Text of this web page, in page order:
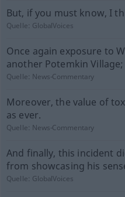
But, if you must know, I
Quelle: GlobalVoices
Once again exposure to
another Potemkin Village;
Quelle: News-Commentary
Moreover, the value of
as ever.
Quelle: News-Commentary
And finally, this incident
from showcasing his
Quelle: GlobalVoices